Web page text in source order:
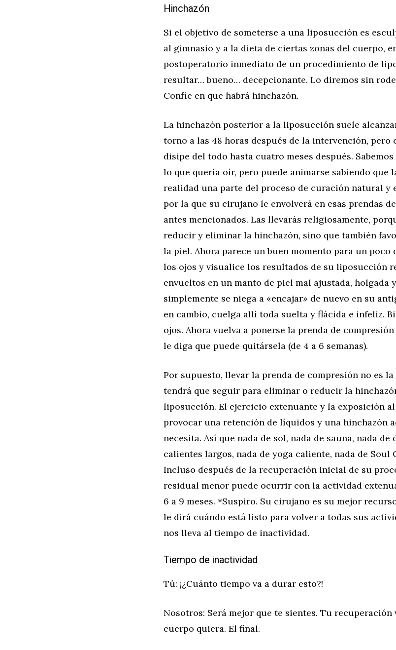
Hinchazón
Si el objetivo de someterse a una liposucción es
al gimnasio y a la dieta de ciertas zonas del cuerpo,
postoperatorio inmediato de un procedimiento de
resultar… bueno… decepcionante. Lo diremos sin
Confíe en que habrá hinchazón.
La hinchazón posterior a la liposucción suele
torno a las 48 horas después de la intervención, pero
disipe del todo hasta cuatro meses después.
lo que quería oír, pero puede animarse sabiendo que
realidad una parte del proceso de curación natural y
por la que su cirujano le envolverá en esas prendas
antes mencionados. Las llevarás religiosamente,
reducir y eliminar la hinchazón, sino que también
la piel. Ahora parece un buen momento para un poco
los ojos y visualice los resultados de su liposucción
envueltos en un manto de piel mal ajustada, holgada
simplemente se niega a «encajar» de nuevo en su
en cambio, cuelga allí toda suelta y flácida e infeliz.
ojos. Ahora vuelva a ponerse la prenda de
le diga que puede quitársela (de 4 a 6 semanas).
Por supuesto, llevar la prenda de compresión no es
tendrá que seguir para eliminar o reducir la
liposucción. El ejercicio extenuante y la exposición
provocar una retención de líquidos y una hinchazón
necesita. Así que nada de sol, nada de sauna, nada de
calientes largos, nada de yoga caliente, nada de Soul
Incluso después de la recuperación inicial de su
residual menor puede ocurrir con la actividad
6 a 9 meses. *Suspiro. Su cirujano es su mejor
le dirá cuándo está listo para volver a todas sus
nos lleva al tiempo de inactividad.
Tiempo de inactividad
Tú: ¡¿Cuánto tiempo va a durar esto?!
Nosotros: Será mejor que te sientes. Tu
cuerpo quiera. El final.